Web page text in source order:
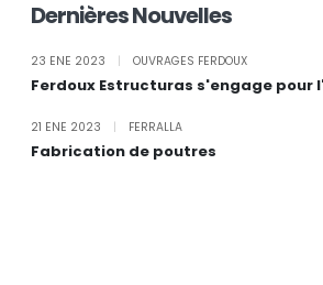
Dernières Nouvelles
23 ENE 2023 OUVRAGES FERDOUX
Ferdoux Estructuras s'engage pour
21 ENE 2023 FERRALLA
Fabrication de poutres